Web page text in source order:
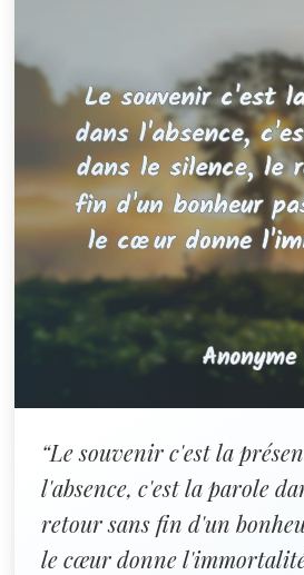
“Le souvenir c'est la
l'absence, c'est la parole
retour sans fin d'un
le cœur donne